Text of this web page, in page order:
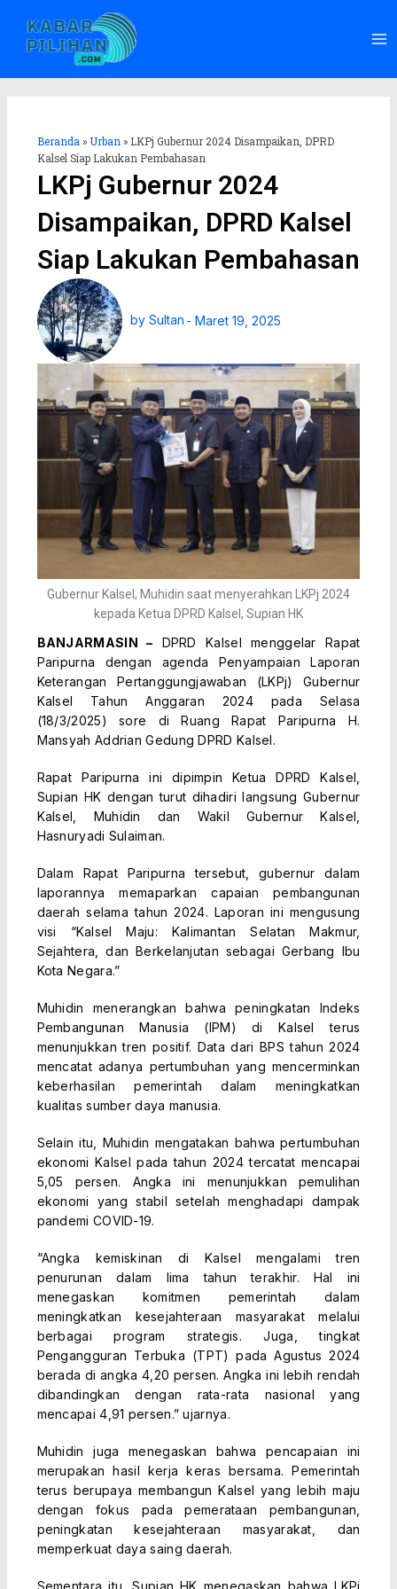
konten
Beranda » Urban » LKPj Gubernur 2024 Disampaikan, DPRD
Kalsel Siap Lakukan Pembahasan
LKPj Gubernur 2024
Disampaikan, DPRD Kalsel
Siap Lakukan Pembahasan
bySultan - Maret 19, 2025
Gubernur Kalsel, Muhidin saat menyerahkan LKPj 2024
kepada Ketua DPRD Kalsel, Supian HK
BANJARMASIN – DPRD Kalsel menggelar Rapat
Paripurna dengan agenda Penyampaian Laporan
Keterangan Pertanggungjawaban (LKPj) Gubernur
Kalsel Tahun Anggaran 2024 pada Selasa
(18/3/2025) sore di Ruang Rapat Paripurna H.
Mansyah Addrian Gedung DPRD Kalsel.
Rapat Paripurna ini dipimpin Ketua DPRD Kalsel,
Supian HK dengan turut dihadiri langsung Gubernur
Kalsel, Muhidin dan Wakil Gubernur Kalsel,
Hasnuryadi Sulaiman.
Dalam Rapat Paripurna tersebut, gubernur dalam
laporannya memaparkan capaian pembangunan
daerah selama tahun 2024. Laporan ini mengusung
visi “Kalsel Maju: Kalimantan Selatan Makmur,
Sejahtera, dan Berkelanjutan sebagai Gerbang Ibu
Kota Negara.”
Muhidin menerangkan bahwa peningkatan Indeks
Pembangunan Manusia (IPM) di Kalsel terus
menunjukkan tren positif. Data dari BPS tahun 2024
mencatat adanya pertumbuhan yang mencerminkan
keberhasilan pemerintah dalam meningkatkan
kualitas sumber daya manusia.
Selain itu, Muhidin mengatakan bahwa pertumbuhan
ekonomi Kalsel pada tahun 2024 tercatat mencapai
5,05 persen. Angka ini menunjukkan pemulihan
ekonomi yang stabil setelah menghadapi dampak
pandemi COVID-19.
“Angka kemiskinan di Kalsel mengalami tren
penurunan dalam lima tahun terakhir. Hal ini
menegaskan komitmen pemerintah dalam
meningkatkan kesejahteraan masyarakat melalui
berbagai program strategis. Juga, tingkat
Pengangguran Terbuka (TPT) pada Agustus 2024
berada di angka 4,20 persen. Angka ini lebih rendah
dibandingkan dengan rata-rata nasional yang
mencapai 4,91 persen.” ujarnya.
Muhidin juga menegaskan bahwa pencapaian ini
merupakan hasil kerja keras bersama. Pemerintah
terus berupaya membangun Kalsel yang lebih maju
dengan fokus pada pemerataan pembangunan,
peningkatan kesejahteraan masyarakat, dan
memperkuat daya saing daerah.